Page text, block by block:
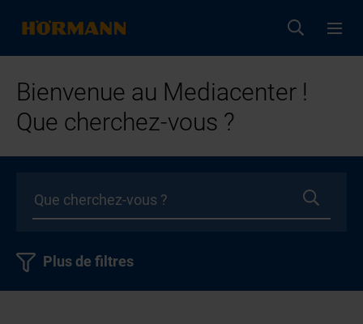
Bienvenue au Mediacenter !
Que cherchez-vous ?
Plus de filtres